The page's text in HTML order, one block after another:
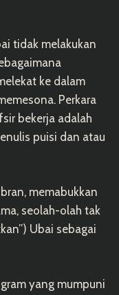
tidak melakukan
ke dalam
Perkara
bekerja adalah
puisi dan atau
memabukkan
seolah-olah tak
Ubai sebagai
yang mumpuni